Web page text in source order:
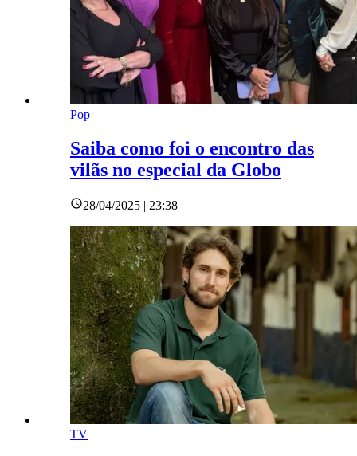
Pop
Saiba como foi o encontro das
vilãs no especial da Globo
28/04/2025 | 23:38
TV